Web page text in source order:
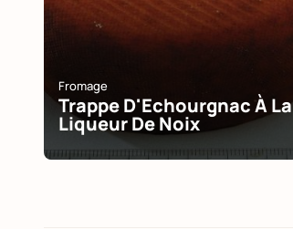
Fromage
Trappe D'Echourgnac À La
Liqueur De Noix